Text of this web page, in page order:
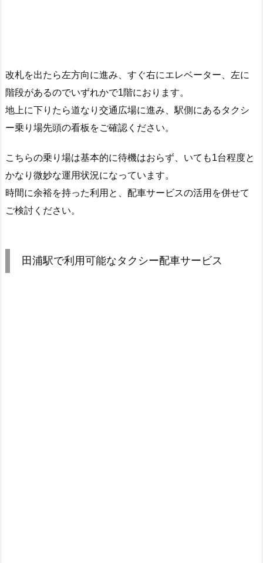
改札を出たら左方向に進み、すぐ右にエレベーター、左に
階段があるのでいずれかで1階におります。
地上に下りたら道なり交通広場に進み、駅側にあるタクシ
ー乗り場先頭の看板をご確認ください。
こちらの乗り場は基本的に待機はおらず、いても1台程度と
かなり微妙な運用状況になっています。
時間に余裕を持った利用と、配車サービスの活用を併せて
ご検討ください。
田浦駅で利用可能なタクシー配車サービス